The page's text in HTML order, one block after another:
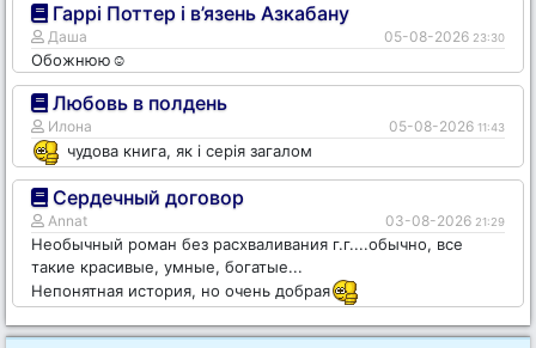
Гаррі Поттер і в’язень Азкабану
Даша 05-08-2026 23:30
Обожнюю☺️
Любовь в полдень
Илона 05-08-2026 11:43
чудова книга, як і серія загалом
Сердечный договор
Annat 03-08-2026 21:29
Необычный роман без расхваливания г.г....обычно, все
такие красивые, умные, богатые...
Непонятная история, но очень добрая